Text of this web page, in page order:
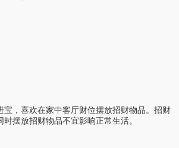
宝，喜欢在家中客厅财位摆放招财物品。招财
摆放招财物品不宜影响正常生活。